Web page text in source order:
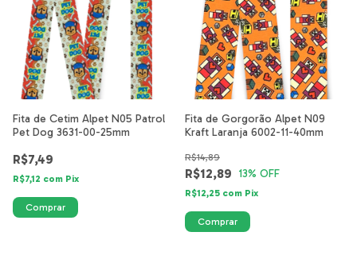
Fita de Cetim Alpet N05 Patrol
Pet Dog 3631-00-25mm
R$7,49
R$7,12 com Pix
Fita de Gorgorão Alpet N09
Kraft Laranja 6002-11-40mm
R$12,89
R$14,89
13% OFF
R$12,25 com Pix